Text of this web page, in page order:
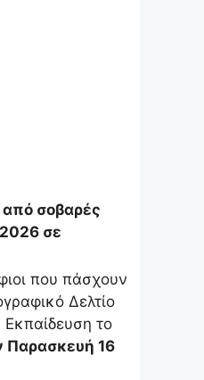
σοβαρές
σε
που πάσχουν
Δελτίο
Εκπαίδευση το
Παρασκευή 16